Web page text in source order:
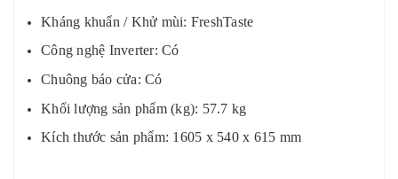
Kháng khuẩn / Khử mùi: FreshTaste
Công nghệ Inverter: Có
Chuông báo cửa: Có
Khối lượng sản phẩm (kg): 57.7 kg
Kích thước sản phẩm: 1605 x 540 x 615 mm